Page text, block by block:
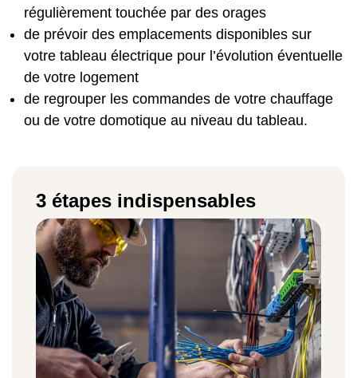
régulièrement touchée par des orages
de prévoir des emplacements disponibles sur
votre tableau électrique pour l’évolution éventuelle
de votre logement
de regrouper les commandes de votre chauffage
ou de votre domotique au niveau du tableau.
3 étapes indispensables